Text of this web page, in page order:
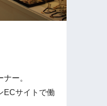
ー。
ECサイトで働